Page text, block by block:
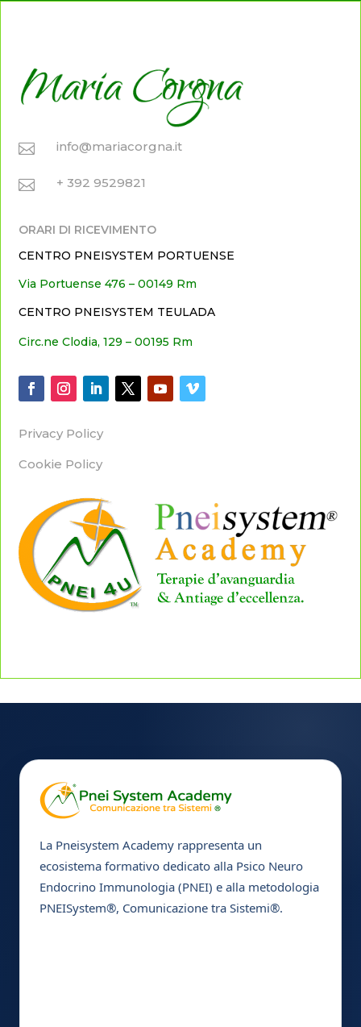
 info@mariacorgna.it
 + 392 9529821
ORARI DI RICEVIMENTO
CENTRO PNEISYSTEM PORTUENSE
Via Portuense 476 – 00149 Rm
CENTRO PNEISYSTEM TEULADA
Circ.ne Clodia, 129 – 00195 Rm
Privacy Policy
Cookie Policy
La Pneisystem Academy rappresenta un
ecosistema formativo dedicato alla Psico Neuro
Endocrino Immunologia (PNEI) e alla metodologia
PNEISystem®, Comunicazione tra Sistemi®.